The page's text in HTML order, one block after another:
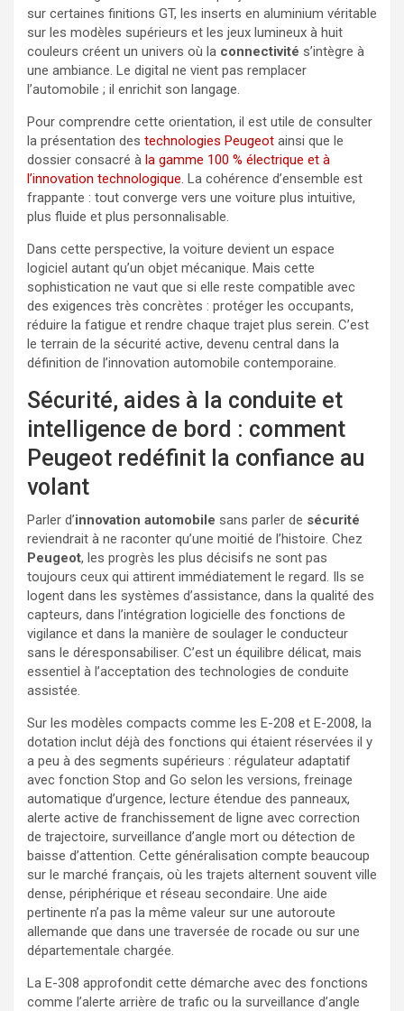
sur certaines finitions GT, les inserts en aluminium véritable
sur les modèles supérieurs et les jeux lumineux à huit
couleurs créent un univers où la connectivité s’intègre à
une ambiance. Le digital ne vient pas remplacer
l’automobile ; il enrichit son langage.
Pour comprendre cette orientation, il est utile de consulter
la présentation des technologies Peugeot ainsi que le
dossier consacré à la gamme 100 % électrique et à
l’innovation technologique. La cohérence d’ensemble est
frappante : tout converge vers une voiture plus intuitive,
plus fluide et plus personnalisable.
Dans cette perspective, la voiture devient un espace
logiciel autant qu’un objet mécanique. Mais cette
sophistication ne vaut que si elle reste compatible avec
des exigences très concrètes : protéger les occupants,
réduire la fatigue et rendre chaque trajet plus serein. C’est
le terrain de la sécurité active, devenu central dans la
définition de l’innovation automobile contemporaine.
Sécurité, aides à la conduite et
intelligence de bord : comment
Peugeot redéfinit la confiance au
volant
Parler d’innovation automobile sans parler de sécurité
reviendrait à ne raconter qu’une moitié de l’histoire. Chez
Peugeot, les progrès les plus décisifs ne sont pas
toujours ceux qui attirent immédiatement le regard. Ils se
logent dans les systèmes d’assistance, dans la qualité des
capteurs, dans l’intégration logicielle des fonctions de
vigilance et dans la manière de soulager le conducteur
sans le déresponsabiliser. C’est un équilibre délicat, mais
essentiel à l’acceptation des technologies de conduite
assistée.
Sur les modèles compacts comme les E-208 et E-2008, la
dotation inclut déjà des fonctions qui étaient réservées il y
a peu à des segments supérieurs : régulateur adaptatif
avec fonction Stop and Go selon les versions, freinage
automatique d’urgence, lecture étendue des panneaux,
alerte active de franchissement de ligne avec correction
de trajectoire, surveillance d’angle mort ou détection de
baisse d’attention. Cette généralisation compte beaucoup
sur le marché français, où les trajets alternent souvent ville
dense, périphérique et réseau secondaire. Une aide
pertinente n’a pas la même valeur sur une autoroute
allemande que dans une traversée de rocade ou sur une
départementale chargée.
La E-308 approfondit cette démarche avec des fonctions
comme l’alerte arrière de trafic ou la surveillance d’angle